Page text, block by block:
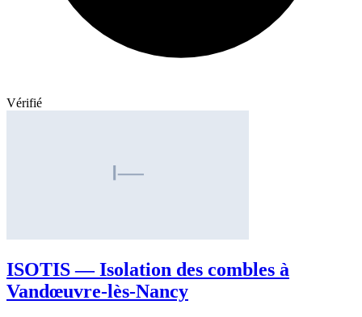
Vérifié
ISOTIS — Isolation des combles à
Vandœuvre-lès-Nancy